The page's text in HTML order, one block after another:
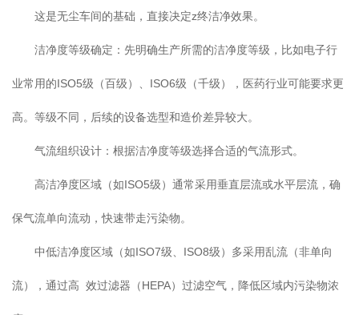
这是无尘车间的基础，直接决定z终洁净效果。
洁净度等级确定：先明确生产所需的洁净度等级，比如电子行
业常用的ISO5级（百级）、ISO6级（千级），医药行业可能要求更
高。等级不同，后续的设备选型和造价差异较大。
气流组织设计：根据洁净度等级选择合适的气流形式。
高洁净度区域（如ISO5级）通常采用垂直层流或水平层流，确
保气流单向流动，快速带走污染物。
中低洁净度区域（如ISO7级、ISO8级）多采用乱流（非单向
流），通过高 效过滤器（HEPA）过滤空气，降低区域内污染物浓